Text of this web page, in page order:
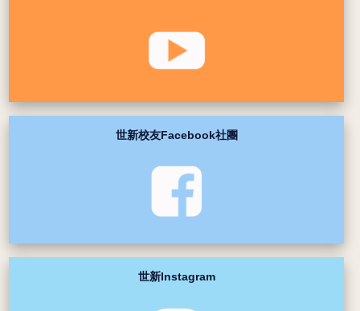
世新校友Facebook社團
世新Instagram